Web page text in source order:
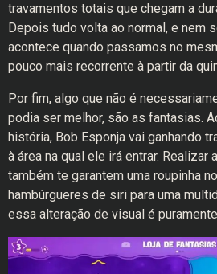
travamentos totais que chegam a
Depois tudo volta ao normal, e nem
acontece quando passamos no
pouco mais recorrente à partir da
Por fim, algo que não é
podia ser melhor, são as fantasias.
história, Bob Esponja vai ganhando
à área na qual ele irá entrar. Realizar
também te garantem uma roupinha
hambúrgueres de siri para uma
essa alteração de visual é